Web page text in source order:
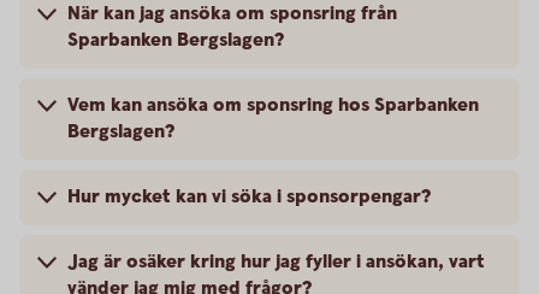
När kan jag ansöka om sponsring från
Sparbanken Bergslagen?
Vem kan ansöka om sponsring hos Sparbanken
Bergslagen?
Hur mycket kan vi söka i sponsorpengar?
Jag är osäker kring hur jag fyller i ansökan, vart
vänder jag mig med frågor?